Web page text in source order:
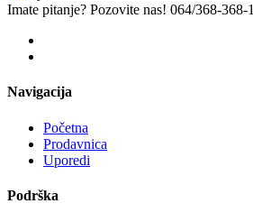
Imate pitanje? Pozovite nas! 064/368-368-1
Navigacija
Početna
Prodavnica
Uporedi
Podrška